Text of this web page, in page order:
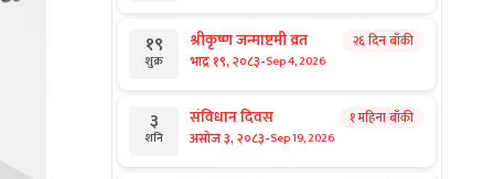
१९
शुक्र
श्रीकृष्ण जन्माष्टमी व्रत
भाद्र १९, २०८३-Sep 4, 2026
२६ दिन बाँकी
३
शनि
संविधान दिवस
असोज ३, २०८३-Sep 19, 2026
१ महिना बाँकी